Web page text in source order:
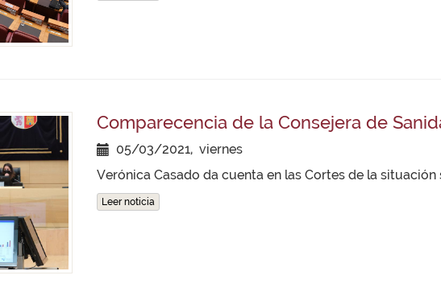
Comparecencia de la Consejera de
05/03/2021, viernes
Verónica Casado da cuenta en las Cortes de la situación
Leer noticia